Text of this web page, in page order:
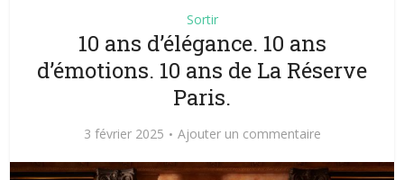
Sortir
10 ans d’élégance. 10 ans
d’émotions. 10 ans de La Réserve
Paris.
3 février 2025 Ajouter un commentaire